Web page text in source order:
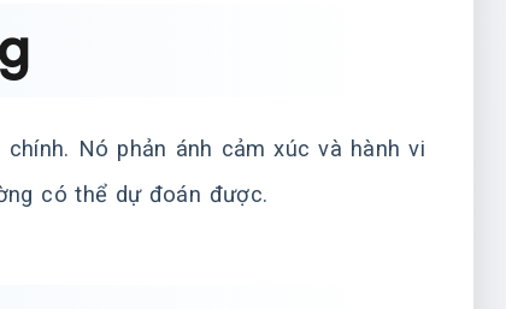
Nó phản ánh cảm xúc và hành vi
có thể dự đoán được.